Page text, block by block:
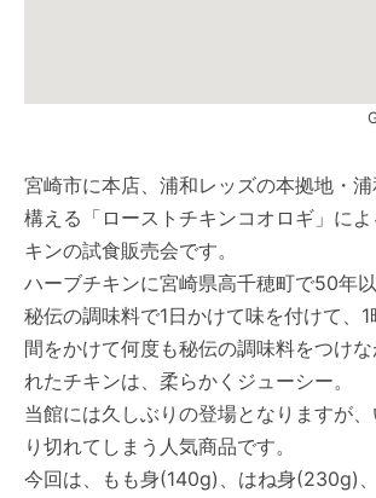
宮崎市に本店、浦和レッズの本拠地・
構える「 ローストチキンコオロギ 」に
キンの試食販売会です。
ハーブチキンに宮崎県高千穂町で50年
秘伝の調味料で1日かけて味を付けて、
間をかけて何度も秘伝の調味料をつけ
れたチキンは、柔らかくジューシー。
当館には久しぶりの登場となりますが
り切れてしまう人気商品です。
今回は、もも身(140g)、はね身(230g)